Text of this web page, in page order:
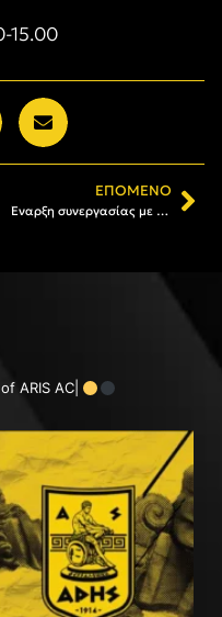
15.00
ΕΠΌΜΕΝΟ
Έναρξη συνεργασίας με τον γνωστό οφθαλμίατρο Πέτρο Ράσογλου
ARIS AC|